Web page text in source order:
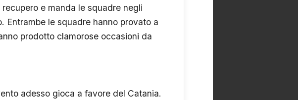
e manda le squadre negli
Entrambe le squadre hanno provato a
prodotto clamorose occasioni da
adesso gioca a favore del Catania.